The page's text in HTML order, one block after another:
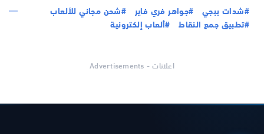
#شدات ببجي #جواهر فري فاير
#شحن مجاني للألعاب
#تطبيق جمع النقاط
#ألعاب إلكترونية
اعلانات - Advertisements